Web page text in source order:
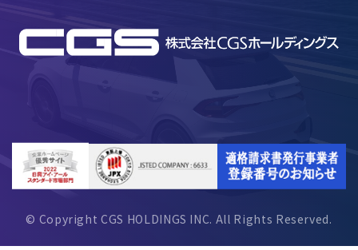
© Copyright CGS HOLDINGS INC. All Rights Reserved.